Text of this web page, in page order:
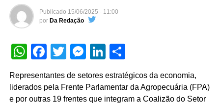
Publicado 15/06/2025 - 11:00
por Da Redação
WhatsApp
Facebook
TwitterMessenger
LinkedIn
Representantes de setores estratégicos da economia,
liderados pela Frente Parlamentar da Agropecuária (FPA)
e por outras 19 frentes que integram a Coalizão do Setor